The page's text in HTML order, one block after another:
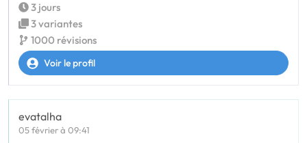
3 jours
3 variantes
1000 révisions
Voir le profil
evatalha
05 février à 09:41